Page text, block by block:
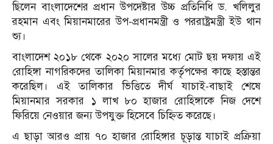
ছিলেন বাংলাদেশের প্রধান উপদেষ্টার উচ্চ প্রতিনিধি ড. খলিলুর
রহমান এবং মিয়ানমারের উপ-প্রধানমন্ত্রী ও পররাষ্ট্রমন্ত্রী ইউ থান
শ্যু।
বাংলাদেশ ২০১৮ থেকে ২০২০ সালের মধ্যে মোট ছয় দফায় এই
রোহিঙ্গা নাগরিকদের তালিকা মিয়ানমার কর্তৃপক্ষের কাছে হস্তান্তর
করেছিল। এই তালিকার ভিত্তিতে দীর্ঘ যাচাই-বাছাই শেষে
মিয়ানমার সরকার ১ লাখ ৮০ হাজার রোহিঙ্গাকে নিজ দেশে
ফিরিয়ে নেওয়ার জন্য উপযুক্ত হিসেবে চিহ্নিত করেছে।
এ ছাড়া আরও প্রায় ৭০ হাজার রোহিঙ্গার চূড়ান্ত যাচাই প্রক্রিয়া